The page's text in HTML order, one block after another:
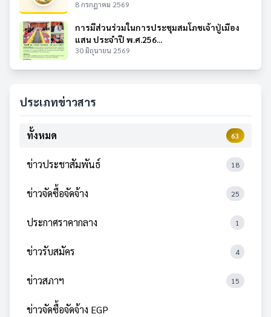
8 กรกฎาคม 2569
การมีส่วนร่วมในการประชุมสมโภชเจ้าปู่เมือง
แสน ประจำปี พ.ศ.256...
30 มิถุนายน 2569
ประเภทข่าวสาร
ทั้งหมด 63
ข่าวประชาสัมพันธ์ 18
ข่าวจัดซื้อจัดจ้าง 25
ประกาศราคากลาง 1
ข่าวรับสมัคร 4
ข่าวสภาฯ 15
ข่าวจัดซื้อจัดจ้าง EGP